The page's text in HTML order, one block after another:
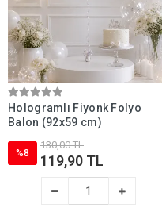
Hologramlı Fiyonk Folyo
Balon (92x59 cm)
%8
130,00 TL
119,90 TL